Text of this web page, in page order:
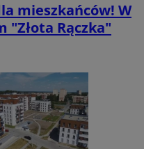
mieszkańców! W
Rączka"